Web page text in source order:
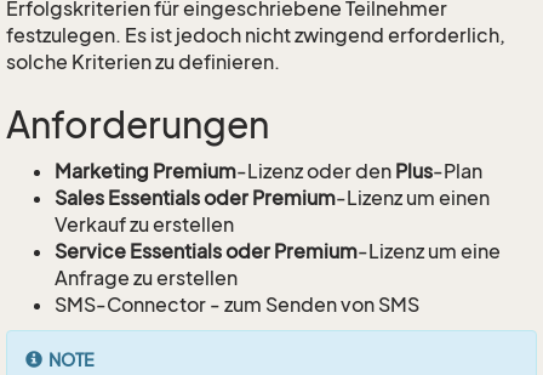
Erfolgskriterien für eingeschriebene Teilnehmer
festzulegen. Es ist jedoch nicht zwingend erforderlich,
solche Kriterien zu definieren.
Anforderungen
Marketing Premium-Lizenz oder den Plus-Plan
Sales Essentials oder Premium-Lizenz um einen
Verkauf zu erstellen
Service Essentials oder Premium-Lizenz um eine
Anfrage zu erstellen
SMS-Connector - zum Senden von SMS
NOTE